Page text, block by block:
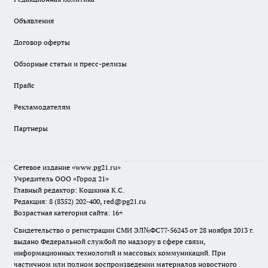
Объявления
Договор оферты
Обзорные статьи и пресс-релизы
Прайс
Рекламодателям
Партнеры
Сетевое издание «www.pg21.ru»
Учредитель ООО «Город 21»
Главный редактор: Кошкина К.С.
Редакция: 8 (8352) 202-400, red@pg21.ru
Возрастная категория сайта: 16+
Свидетельство о регистрации СМИ ЭЛ№ФС77-56243 от 28 ноября 2013 г.
выдано Федеральной службой по надзору в сфере связи,
информационных технологий и массовых коммуникаций. При
частичном или полном воспроизведении материалов новостного